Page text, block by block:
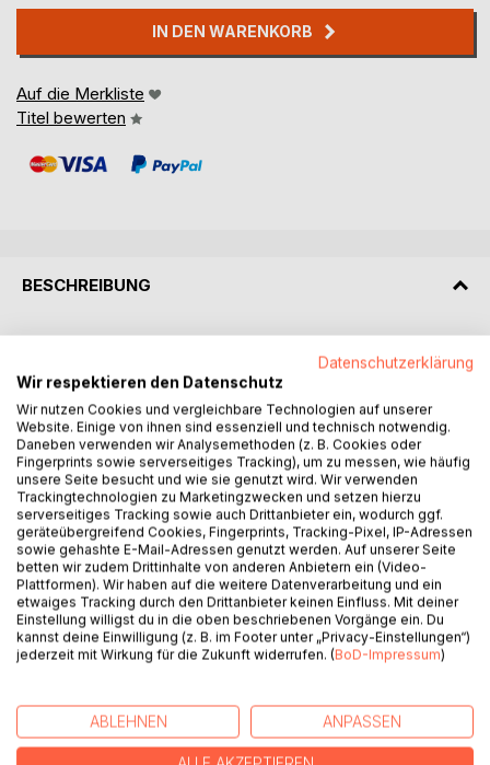
IN DEN WARENKORB
Auf die Merkliste
Titel bewerten
BESCHREIBUNG
"Wir machen fast alles, damit unser Kind zufrieden ist. Wir
fördern seine Autonomie, wir unterstützen es durch viele
Freizeitaktivitäten/Privilegien und kaufen ihm viel mehr als
wir früher hatten. Warum es auf uns nicht hört? Warum es
ständig jammert und trotzig ist? Warum es immer keine
"Lust" hat, wenn wir von ihm etwas verlangen? usw.,
verstehen wir nicht. Als Kinder hatten wir nicht mal das
Geringste von dem, was wir unserem Kind heute geben,
und wir dürften mit unseren Eltern niemals so umgehen."
In diesem Band wird aufgrund einer einzigartigen und
langjährigen Erfahrung in mehreren Kulturen gezeigt, woher
diese Ambivalenz zwischen den wohlgemeinten Zielen der
Eltern und den Auffälligkeiten bei ihren Kindern stammt.
Eltern diese Ambivalenz überwinden können und welche
Orientierungen und Aspekte sie berücksichtigen sollten, um
Datenschutzerklärung
Wir respektieren den Datenschutz
Wir nutzen Cookies und vergleichbare Technologien auf unserer
Website. Einige von ihnen sind essenziell und technisch notwendig.
Daneben verwenden wir Analysemethoden (z. B. Cookies oder
Fingerprints sowie serverseitiges Tracking), um zu messen, wie häufig
unsere Seite besucht und wie sie genutzt wird. Wir verwenden
Trackingtechnologien zu Marketingzwecken und setzen hierzu
serverseitiges Tracking sowie auch Drittanbieter ein, wodurch ggf.
geräteübergreifend Cookies, Fingerprints, Tracking-Pixel, IP-Adressen
sowie gehashte E-Mail-Adressen genutzt werden. Auf unserer Seite
betten wir zudem Drittinhalte von anderen Anbietern ein (Video-
Plattformen). Wir haben auf die weitere Datenverarbeitung und ein
etwaiges Tracking durch den Drittanbieter keinen Einfluss. Mit deiner
Einstellung willigst du in die oben beschriebenen Vorgänge ein. Du
kannst deine Einwilligung (z. B. im Footer unter „Privacy-Einstellungen“)
jederzeit mit Wirkung für die Zukunft widerrufen. (BoD-Impressum)
ABLEHNEN ANPASSEN